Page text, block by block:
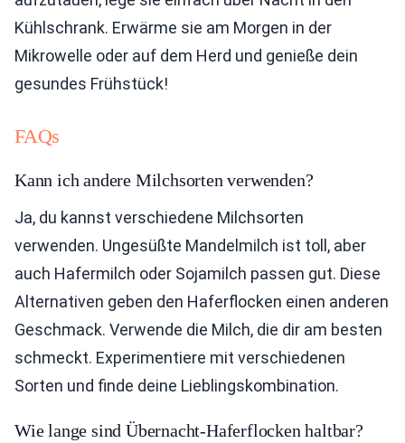
Kühlschrank. Erwärme sie am Morgen in der
Mikrowelle oder auf dem Herd und genieße dein
gesundes Frühstück!
FAQs
Kann ich andere Milchsorten verwenden?
Ja, du kannst verschiedene Milchsorten
verwenden. Ungesüßte Mandelmilch ist toll, aber
auch Hafermilch oder Sojamilch passen gut. Diese
Alternativen geben den Haferflocken einen anderen
Geschmack. Verwende die Milch, die dir am besten
schmeckt. Experimentiere mit verschiedenen
Sorten und finde deine Lieblingskombination.
Wie lange sind Übernacht-Haferflocken haltbar?